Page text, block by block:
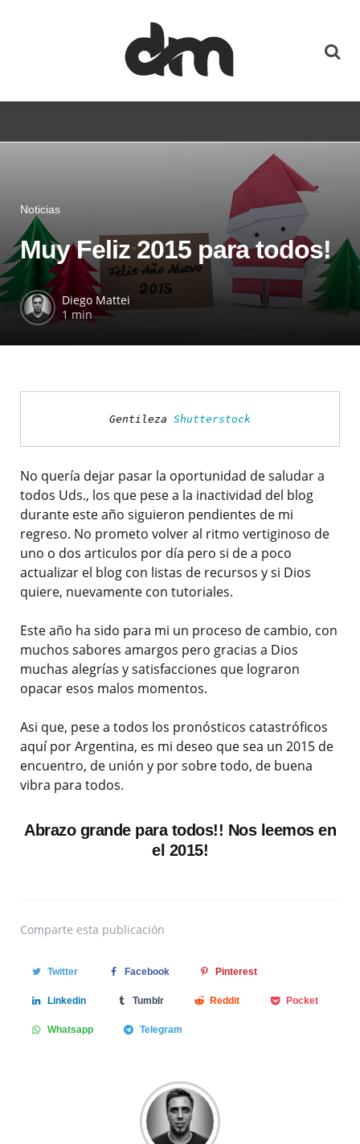
Noticias
Muy Feliz 2015 para todos!
Diego Mattei
1 min
Gentileza Shutterstock
No quería dejar pasar la oportunidad de saludar a
todos Uds., los que pese a la inactividad del blog
durante este año siguieron pendientes de mi
regreso. No prometo volver al ritmo vertiginoso de
uno o dos articulos por día pero si de a poco
actualizar el blog con listas de recursos y si Dios
quiere, nuevamente con tutoriales.
Este año ha sido para mi un proceso de cambio, con
muchos sabores amargos pero gracias a Dios
muchas alegrías y satisfacciones que lograron
opacar esos malos momentos.
Asi que, pese a todos los pronósticos catastróficos
aquí por Argentina, es mi deseo que sea un 2015 de
encuentro, de unión y por sobre todo, de buena
vibra para todos.
Abrazo grande para todos!! Nos leemos en
el 2015!
Comparte esta publicación
Twitter Facebook Pinterest
Linkedin Tumblr Reddit Pocket
Whatsapp Telegram